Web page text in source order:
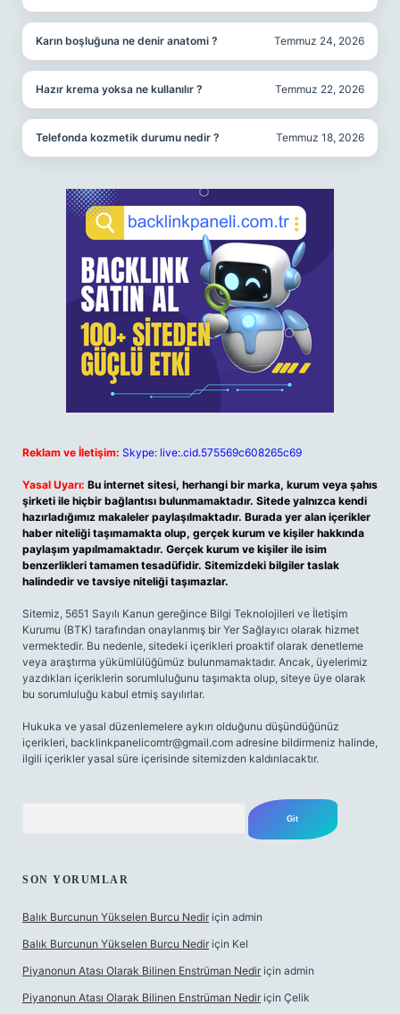
Karın boşluğuna ne denir anatomi ? Temmuz 24, 2026
Hazır krema yoksa ne kullanılır ? Temmuz 22, 2026
Telefonda kozmetik durumu nedir ? Temmuz 18, 2026
Reklam ve İletişim: Skype: live:.cid.575569c608265c69
Yasal Uyarı: Bu internet sitesi, herhangi bir marka, kurum veya şahıs
şirketi ile hiçbir bağlantısı bulunmamaktadır. Sitede yalnızca kendi
hazırladığımız makaleler paylaşılmaktadır. Burada yer alan içerikler
haber niteliği taşımamakta olup, gerçek kurum ve kişiler hakkında
paylaşım yapılmamaktadır. Gerçek kurum ve kişiler ile isim
benzerlikleri tamamen tesadüfidir. Sitemizdeki bilgiler taslak
halindedir ve tavsiye niteliği taşımazlar.
Sitemiz, 5651 Sayılı Kanun gereğince Bilgi Teknolojileri ve İletişim
Kurumu (BTK) tarafından onaylanmış bir Yer Sağlayıcı olarak hizmet
vermektedir. Bu nedenle, sitedeki içerikleri proaktif olarak denetleme
veya araştırma yükümlülüğümüz bulunmamaktadır. Ancak, üyelerimiz
yazdıkları içeriklerin sorumluluğunu taşımakta olup, siteye üye olarak
bu sorumluluğu kabul etmiş sayılırlar.
Hukuka ve yasal düzenlemelere aykırı olduğunu düşündüğünüz
içerikleri, backlinkpanelicomtr@gmail.com adresine bildirmeniz halinde,
ilgili içerikler yasal süre içerisinde sitemizden kaldırılacaktır.
SON YORUMLAR
Balık Burcunun Yükselen Burcu Nedir için admin
Balık Burcunun Yükselen Burcu Nedir için Kel
Piyanonun Atası Olarak Bilinen Enstrüman Nedir için admin
Piyanonun Atası Olarak Bilinen Enstrüman Nedir için Çelik